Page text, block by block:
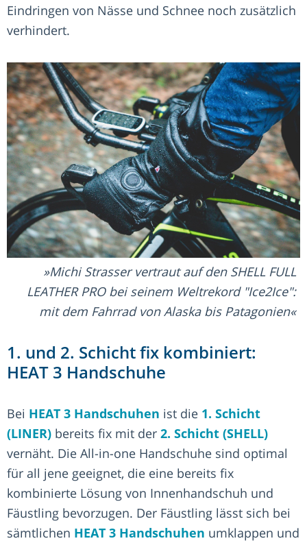
Eindringen von Nässe und Schnee noch zusätzlich
verhindert.
Michi Strasser vertraut auf den SHELL FULL
LEATHER PRO bei seinem Weltrekord "Ice2Ice":
mit dem Fahrrad von Alaska bis Patagonien
1. und 2. Schicht fix kombiniert:
HEAT 3 Handschuhe
Bei HEAT 3 Handschuhen ist die 1. Schicht
(LINER) bereits fix mit der 2. Schicht (SHELL)
vernäht. Die All-in-one Handschuhe sind optimal
für all jene geeignet, die eine bereits fix
kombinierte Lösung von Innenhandschuh und
Fäustling bevorzugen. Der Fäustling lässt sich bei
sämtlichen HEAT 3 Handschuhen umklappen und